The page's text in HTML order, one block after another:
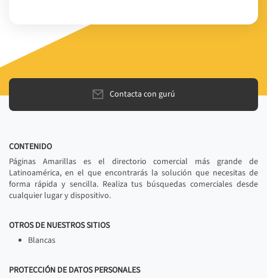
Contacta con gurú
CONTENIDO
Páginas Amarillas es el directorio comercial más grande de
Latinoamérica, en el que encontrarás la solución que necesitas de
forma rápida y sencilla. Realiza tus búsquedas comerciales desde
cualquier lugar y dispositivo.
OTROS DE NUESTROS SITIOS
Blancas
PROTECCIÓN DE DATOS PERSONALES